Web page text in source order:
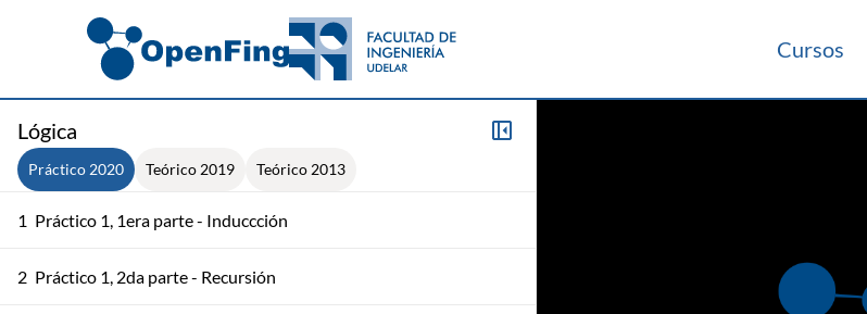
Cursos
Lógica
Práctico 2020 Teórico 2019 Teórico 2013
1 Práctico 1, 1era parte - Induccción
2 Práctico 1, 2da parte - Recursión